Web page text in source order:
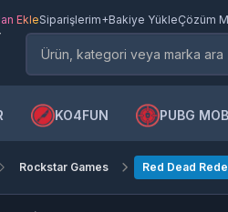
EkleSiparişlerim+Bakiye YükleÇözüm
KO4FUN PUBG
Rockstar Games Red Dead